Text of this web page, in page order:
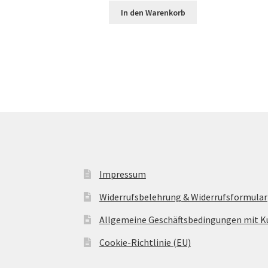
In den Warenkorb
Impressum
Widerrufsbelehrung & Widerrufsformular
Allgemeine Geschäftsbedingungen mit
Cookie-Richtlinie (EU)